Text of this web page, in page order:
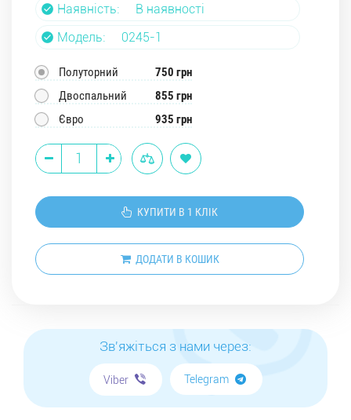
Наявність:
В наявності
Модель:
0245-1
Полуторний
750 грн
Двоспальний
855 грн
Євро
935 грн
КУПИТИ В 1 КЛІК
ДОДАТИ В КОШИК
Зв'яжіться з нами через:
Viber Telegram